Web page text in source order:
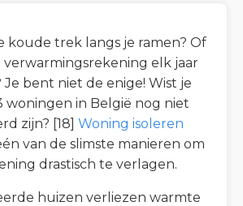
koude trek langs je ramen? Of
verwarmingsrekening elk jaar
bent niet de enige! Wist je
woningen in België nog niet
zijn? [18] Woning isoleren
van de slimste manieren om
drastisch te verlagen.
huizen verliezen warmte